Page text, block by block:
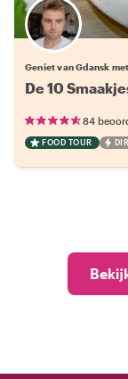
Geniet van Gdansk
De 10
84
FOOD TOUR